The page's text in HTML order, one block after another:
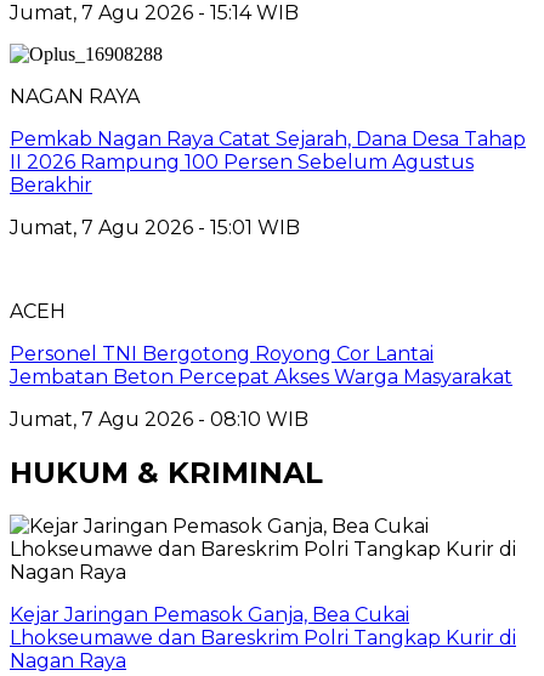
Jumat, 7 Agu 2026 - 15:14 WIB
NAGAN RAYA
Pemkab Nagan Raya Catat Sejarah, Dana Desa Tahap
II 2026 Rampung 100 Persen Sebelum Agustus
Berakhir
Jumat, 7 Agu 2026 - 15:01 WIB
ACEH
Personel TNI Bergotong Royong Cor Lantai
Jembatan Beton Percepat Akses Warga Masyarakat
Jumat, 7 Agu 2026 - 08:10 WIB
HUKUM & KRIMINAL
Kejar Jaringan Pemasok Ganja, Bea Cukai
Lhokseumawe dan Bareskrim Polri Tangkap Kurir di
Nagan Raya